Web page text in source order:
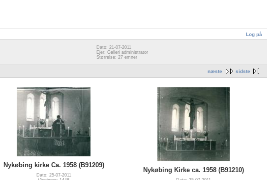
Log på
Dato: 21-07-2011
Ejer: Galleri administrator
Størrelse: 27 emner
næste sidste
Nykøbing kirke Ca. 1958 (B91209)
Dato: 25-07-2011
Nykøbing Kirke ca. 1958 (B91210)